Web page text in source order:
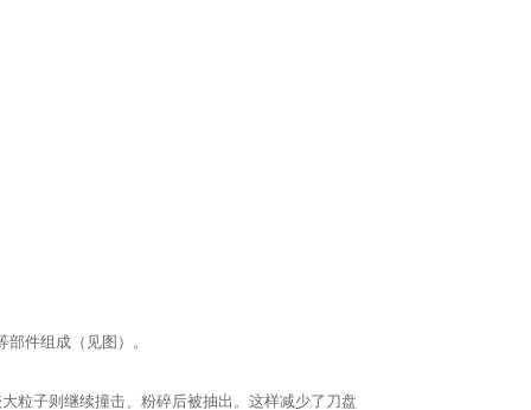
件组成（见图）。
粒子则继续撞击、粉碎后被抽出。这样减少了刀盘